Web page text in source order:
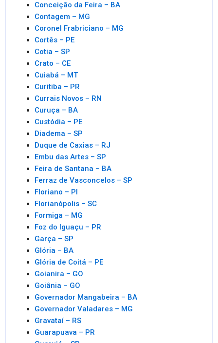
Conceição da Feira – BA
Contagem – MG
Coronel Frabriciano – MG
Cortês – PE
Cotia – SP
Crato – CE
Cuiabá – MT
Curitiba – PR
Currais Novos – RN
Curuça – BA
Custódia – PE
Diadema – SP
Duque de Caxias – RJ
Embu das Artes – SP
Feira de Santana – BA
Ferraz de Vasconcelos – SP
Floriano – PI
Florianópolis – SC
Formiga – MG
Foz do Iguaçu – PR
Garça – SP
Glória – BA
Glória de Coitá – PE
Goianira – GO
Goiânia – GO
Governador Mangabeira – BA
Governador Valadares – MG
Gravataí – RS
Guarapuava – PR